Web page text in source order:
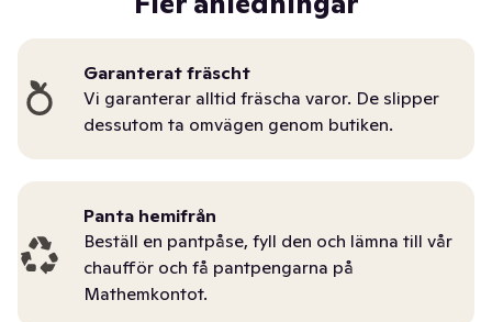
Garanterat fräscht
Vi garanterar alltid fräscha varor. De slipper
dessutom ta omvägen genom butiken.
Panta hemifrån
Beställ en pantpåse, fyll den och lämna till vår
chaufför och få pantpengarna på
Mathemkontot.